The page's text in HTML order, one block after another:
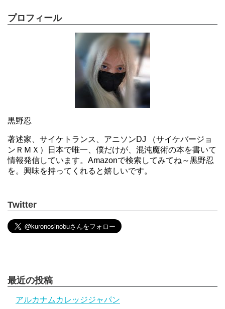
プロフィール
黒野忍
著述家、サイケトランス、アニソンDJ （サイケバージョ
ンＲＭＸ）日本で唯一、僕だけが、混沌魔術の本を書いて
情報発信しています。Amazonで検索してみてね～黒野忍
を。興味を持ってくれると嬉しいです。
Twitter
最近の投稿
アルカナムカレッジジャパン